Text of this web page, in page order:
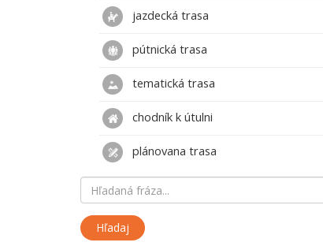
jazdecká trasa
pútnická trasa
tematická trasa
chodník k útulni
plánovana trasa